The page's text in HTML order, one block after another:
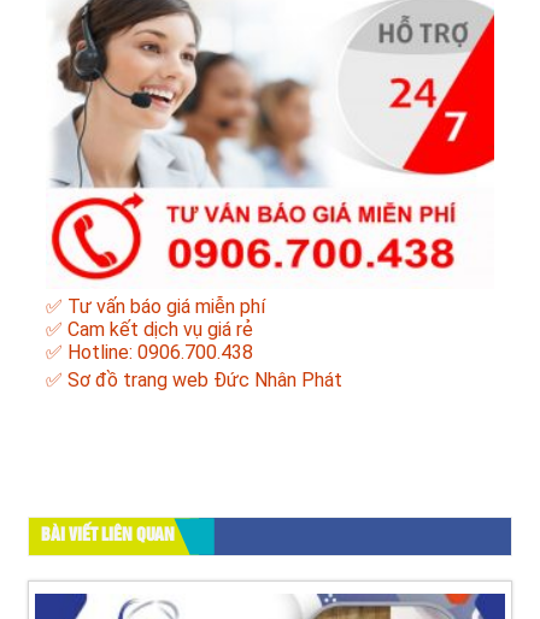
✅ Tư vấn báo giá miễn phí
✅ Cam kết dịch vụ giá rẻ
✅ Hotline: 0906.700.438
✅ Sơ đồ trang web Đức Nhân Phát
BÀI VIẾT LIÊN QUAN